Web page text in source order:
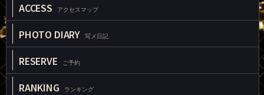
ACCESS アクセスマップ
PHOTO DIARY 写メ日記
RESERVE ご予約
RANKING ランキング